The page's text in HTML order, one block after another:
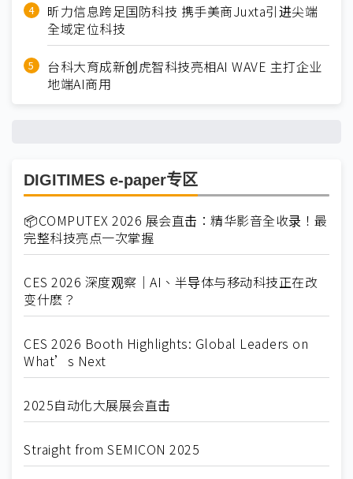
昕力信息跨足国防科技 携手美商Juxta引进尖端
全域定位科技
台科大育成新创虎智科技亮相AI WAVE 主打企业
地端AI商用
DIGITIMES e-paper专区
📦COMPUTEX 2026 展会直击：精华影音全收录！最
完整科技亮点一次掌握
CES 2026 深度观察｜AI、半导体与移动科技正在改
变什麽？
CES 2026 Booth Highlights: Global Leaders on
What’s Next
2025自动化大展展会直击
Straight from SEMICON 2025